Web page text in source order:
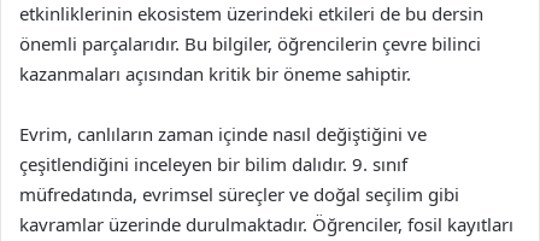
etkinliklerinin ekosistem üzerindeki etkileri de bu dersin
önemli parçalarıdır. Bu bilgiler, öğrencilerin çevre bilinci
kazanmaları açısından kritik bir öneme sahiptir.
Evrim, canlıların zaman içinde nasıl değiştiğini ve
çeşitlendiğini inceleyen bir bilim dalıdır. 9. sınıf
müfredatında, evrimsel süreçler ve doğal seçilim gibi
kavramlar üzerinde durulmaktadır. Öğrenciler, fosil kayıtları